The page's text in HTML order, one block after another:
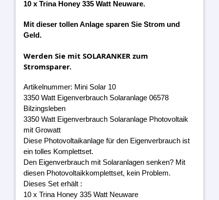
10 x Trina Honey 335 Watt Neuware.
Mit dieser tollen Anlage sparen Sie Strom und
Geld.
Werden Sie mit SOLARANKER zum
Stromsparer.
Artikelnummer: Mini Solar 10
3350 Watt Eigenverbrauch Solaranlage 06578
Bilzingsleben
3350 Watt Eigenverbrauch Solaranlage Photovoltaik
mit Growatt
Diese Photovoltaikanlage für den Eigenverbrauch ist
ein tolles Komplettset.
Den Eigenverbrauch mit Solaranlagen senken? Mit
diesen Photovoltaikkomplettset, kein Problem.
Dieses Set erhält :
10 x Trina Honey 335 Watt Neuware